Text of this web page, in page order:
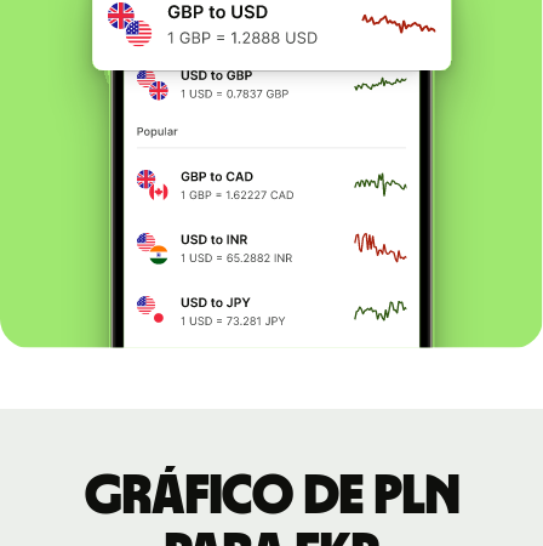
Gráfico de PLN